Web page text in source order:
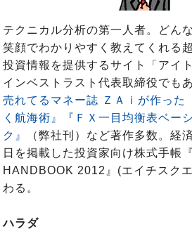
テクニカル分析の第一人者。どん
笑顔でわかりやすく教えてくれる
投資情報を提供するサイト「アイ
インベストラスト代表取締役でもあ
売れてるマネー誌 ＺＡｉが作った
く航海術』
『ＦＸ一目均衡表ベー
ク』
（弊社刊）など著作多数。経
日を掲載した投資家向け株式手帳
HANDBOOK 2012』(エイチスク
わる。
ハラダ